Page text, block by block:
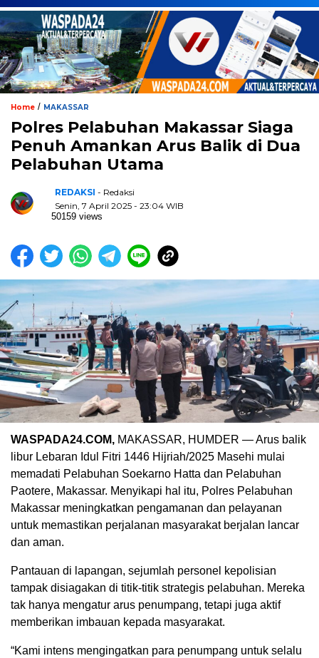
Home / MAKASSAR
Polres Pelabuhan Makassar Siaga
Penuh Amankan Arus Balik di Dua
Pelabuhan Utama
REDAKSI - Redaksi
Senin, 7 April 2025 - 23:04 WIB
50159 views
WASPADA24.COM, MAKASSAR, HUMDER — Arus balik
libur Lebaran Idul Fitri 1446 Hijriah/2025 Masehi mulai
memadati Pelabuhan Soekarno Hatta dan Pelabuhan
Paotere, Makassar. Menyikapi hal itu, Polres Pelabuhan
Makassar meningkatkan pengamanan dan pelayanan
untuk memastikan perjalanan masyarakat berjalan lancar
dan aman.
Pantauan di lapangan, sejumlah personel kepolisian
tampak disiagakan di titik-titik strategis pelabuhan. Mereka
tak hanya mengatur arus penumpang, tetapi juga aktif
memberikan imbauan kepada masyarakat.
“Kami intens mengingatkan para penumpang untuk selalu